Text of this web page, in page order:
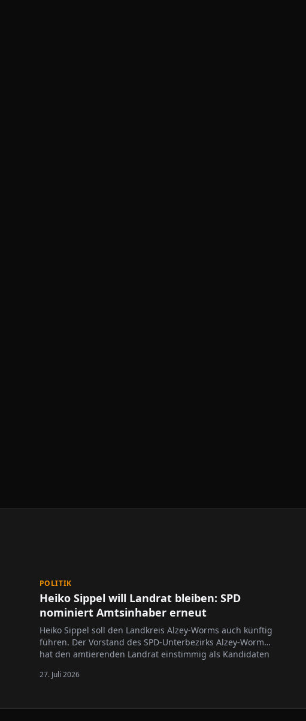
POLITIK
Heiko Sippel will Landrat bleiben: SPD
nominiert Amtsinhaber erneut
Heiko Sippel soll den Landkreis Alzey-Worms auch künftig
führen. Der Vorstand des SPD-Unterbezirks Alzey-Worms
hat den amtierenden Landrat einstimmig als Kandidaten
für den 11. April 2027 vorgesehen. Sippel steht seit dem
27. Juli 2026